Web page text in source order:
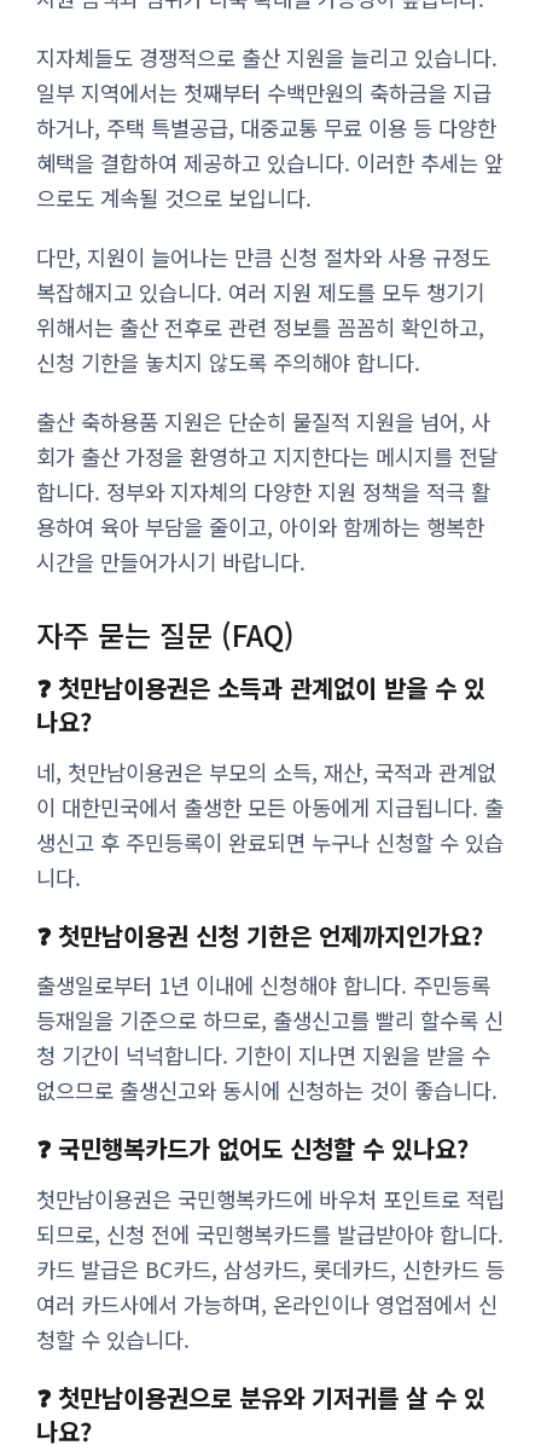
지자체들도 경쟁적으로 출산 지원을 늘리고 있습니다.
일부 지역에서는 첫째부터 수백만원의 축하금을 지급
하거나, 주택 특별공급, 대중교통 무료 이용 등 다양한
혜택을 결합하여 제공하고 있습니다. 이러한 추세는 앞
으로도 계속될 것으로 보입니다.
다만, 지원이 늘어나는 만큼 신청 절차와 사용 규정도
복잡해지고 있습니다. 여러 지원 제도를 모두 챙기기
위해서는 출산 전후로 관련 정보를 꼼꼼히 확인하고,
신청 기한을 놓치지 않도록 주의해야 합니다.
출산 축하용품 지원은 단순히 물질적 지원을 넘어, 사
회가 출산 가정을 환영하고 지지한다는 메시지를 전달
합니다. 정부와 지자체의 다양한 지원 정책을 적극 활
용하여 육아 부담을 줄이고, 아이와 함께하는 행복한
시간을 만들어가시기 바랍니다.
자주 묻는 질문 (FAQ)
❓ 첫만남이용권은 소득과 관계없이 받을 수 있
나요?
네, 첫만남이용권은 부모의 소득, 재산, 국적과 관계없
이 대한민국에서 출생한 모든 아동에게 지급됩니다. 출
생신고 후 주민등록이 완료되면 누구나 신청할 수 있습
니다.
❓ 첫만남이용권 신청 기한은 언제까지인가요?
출생일로부터 1년 이내에 신청해야 합니다. 주민등록
등재일을 기준으로 하므로, 출생신고를 빨리 할수록 신
청 기간이 넉넉합니다. 기한이 지나면 지원을 받을 수
없으므로 출생신고와 동시에 신청하는 것이 좋습니다.
❓ 국민행복카드가 없어도 신청할 수 있나요?
첫만남이용권은 국민행복카드에 바우처 포인트로 적립
되므로, 신청 전에 국민행복카드를 발급받아야 합니다.
카드 발급은 BC카드, 삼성카드, 롯데카드, 신한카드 등
여러 카드사에서 가능하며, 온라인이나 영업점에서 신
청할 수 있습니다.
❓ 첫만남이용권으로 분유와 기저귀를 살 수 있
나요?